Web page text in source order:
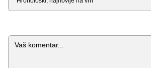
Komentar